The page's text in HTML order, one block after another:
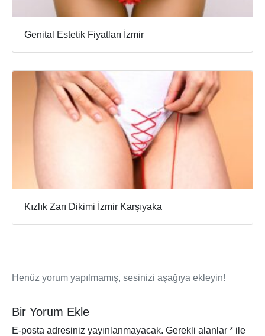
Genital Estetik Fiyatları İzmir
Kızlık Zarı Dikimi İzmir Karşıyaka
Henüz yorum yapılmamış, sesinizi aşağıya ekleyin!
Bir Yorum Ekle
E-posta adresiniz yayınlanmayacak. Gerekli alanlar * ile